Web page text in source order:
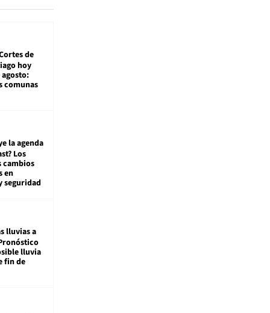
de
hoy
agosto:
comunas
la agenda
Los
cambios
en
seguridad
lluvias a
lluvia
fin de